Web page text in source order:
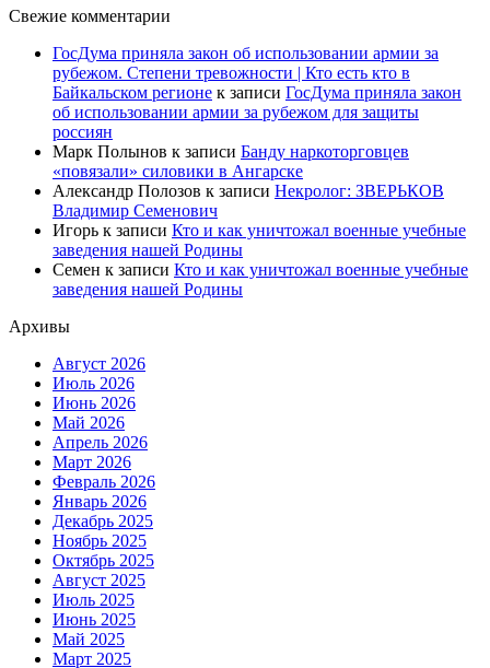
Свежие комментарии
ГосДума приняла закон об использовании армии за
рубежом. Степени тревожности | Кто есть кто в
Байкальском регионе к записи ГосДума приняла закон
об использовании армии за рубежом для защиты
россиян
Марк Полынов к записи Банду наркоторговцев
«повязали» силовики в Ангарске
Александр Полозов к записи Некролог: ЗВЕРЬКОВ
Владимир Семенович
Игорь к записи Кто и как уничтожал военные учебные
заведения нашей Родины
Семен к записи Кто и как уничтожал военные учебные
заведения нашей Родины
Архивы
Август 2026
Июль 2026
Июнь 2026
Май 2026
Апрель 2026
Март 2026
Февраль 2026
Январь 2026
Декабрь 2025
Ноябрь 2025
Октябрь 2025
Август 2025
Июль 2025
Июнь 2025
Май 2025
Март 2025